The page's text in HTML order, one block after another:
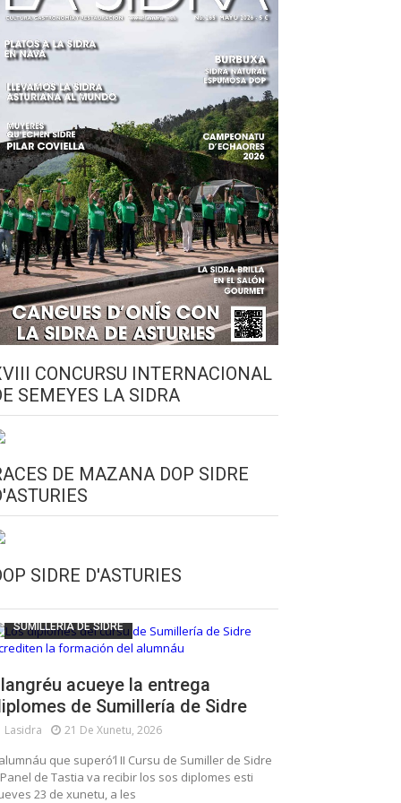
CONCURSU INTERNACIONAL
SEMEYES LA SIDRA
DE MAZANA DOP SIDRE
SIDRE D'ASTURIES
ESCUELA DE SUMILLERÍA DE LA SIDRE
SUMILLERÍA DE SIDRE
acueye la entrega
de Sumillería de Sidre
Lasidra 21 De Xunetu, 2026
que superó’l II Cursu de Sumiller de Sidre
de Tastia va recibir los sos diplomes esti
23 de xunetu, a les